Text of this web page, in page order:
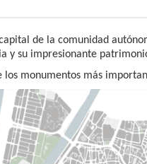
de la comunidad
y su impresionante
los monumentos más